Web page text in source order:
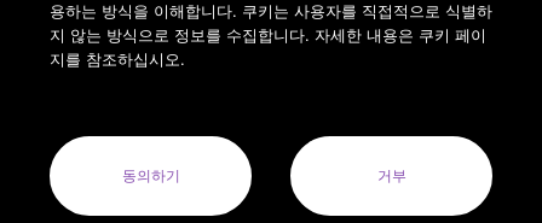
COPYRIGHT © 2022 ANYTIMEFITNESSKOREA ALL RIGHTS
업자번호 : 164-88-01413
사업자명: 주식회사 모던휘트니스코리아(MODERN FITNESS KOREA
CO. LTD.) 대표자: 오혁진
용하는 방식을 이해합니다. 쿠키는 사용자를 직접적으로 식별하
지 않는 방식으로 정보를 수집합니다. 자세한 내용은 쿠키 페이
지를 참조하십시오.
동의하기 거부